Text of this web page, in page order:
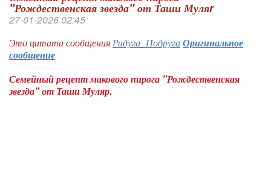
"Рождественская звезда" от Таши Муляr
27-01-2026 02:45
Это цитата сообщенияРадуга_ПодругаОригинальное
сообщение
Семейный рецепт макового пирога "Рождественская
звезда" от Таши Муляр.